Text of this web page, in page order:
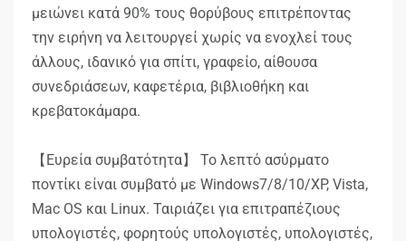
μειώνει κατά 90% τους θορύβους επιτρέποντας
την ειρήνη να λειτουργεί χωρίς να ενοχλεί τους
άλλους, ιδανικό για σπίτι, γραφείο, αίθουσα
συνεδριάσεων, καφετέρια, βιβλιοθήκη και
κρεβατοκάμαρα.
【Ευρεία συμβατότητα】 Το λεπτό ασύρματο
ποντίκι είναι συμβατό με Windows7/8/10/XP, Vista,
Mac OS και Linux. Ταιριάζει για επιτραπέζιους
υπολογιστές, φορητούς υπολογιστές, υπολογιστές,